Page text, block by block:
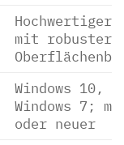
Hochwertiger
mit robuster
Windows 10,
Windows 7;
oder neuer